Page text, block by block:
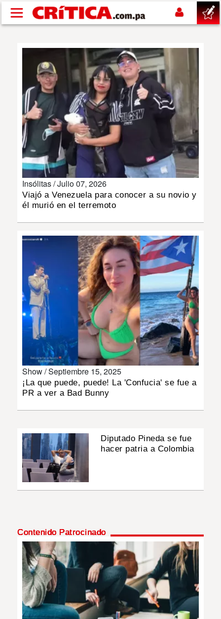
Pasar al contenido principal
SUCESOS
NACIONAL
POLÍTICA
SHOW
DEPORTES
INSÓLITAS
MULTIMEDIA
IMPRESO
Insólitas /Julio 07, 2026
Viajó a Venezuela para conocer a su novio y
él murió en el terremoto
Show /Septiembre 15, 2025
¡La que puede, puede! La 'Confucia' se fue a
PR a ver a Bad Bunny
Diputado Pineda se fue
hacer patria a Colombia
Contenido Patrocinado